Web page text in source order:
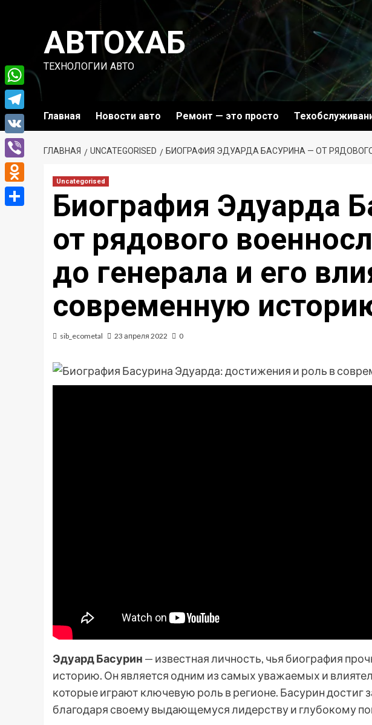
содержимомуАВТОХАБ
ТЕХНОЛОГИИ АВТО
Главная Новости авто Ремонт — это просто
ГЛАВНАЯ UNCATEGORISED БИОГРАФИЯ ЭДУАРДА БАСУРИНА — ОТ
Uncategorised
Биография Эдуарда
от рядового
до генерала и его
современную
sib_ecometal 23 апреля 2022 0
Эдуард Басурин — известная личность, чья биография
историю. Он является одним из самых уважаемых и
которые играют ключевую роль в регионе. Басурин достиг
благодаря своему выдающемуся лидерству и глубокому
WhatsApp
Telegram
VK
Viber
Odnoklassniki
Отправить